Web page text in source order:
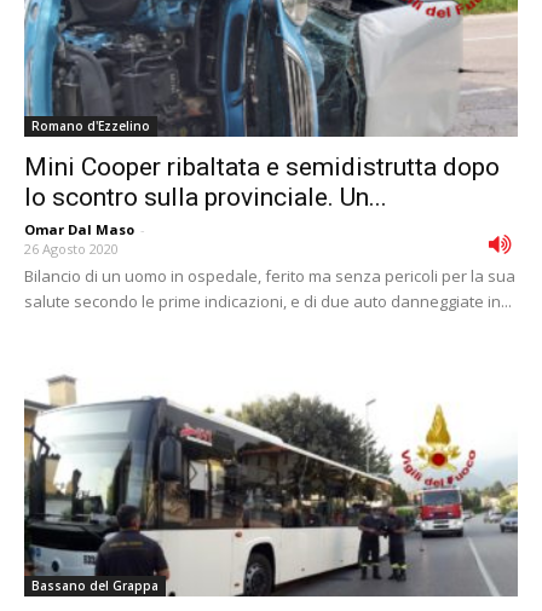
Romano d'Ezzelino
Mini Cooper ribaltata e semidistrutta dopo
lo scontro sulla provinciale. Un...
Omar Dal Maso -
26 Agosto 2020
Bilancio di un uomo in ospedale, ferito ma senza pericoli per la sua
salute secondo le prime indicazioni, e di due auto danneggiate in...
Bassano del Grappa